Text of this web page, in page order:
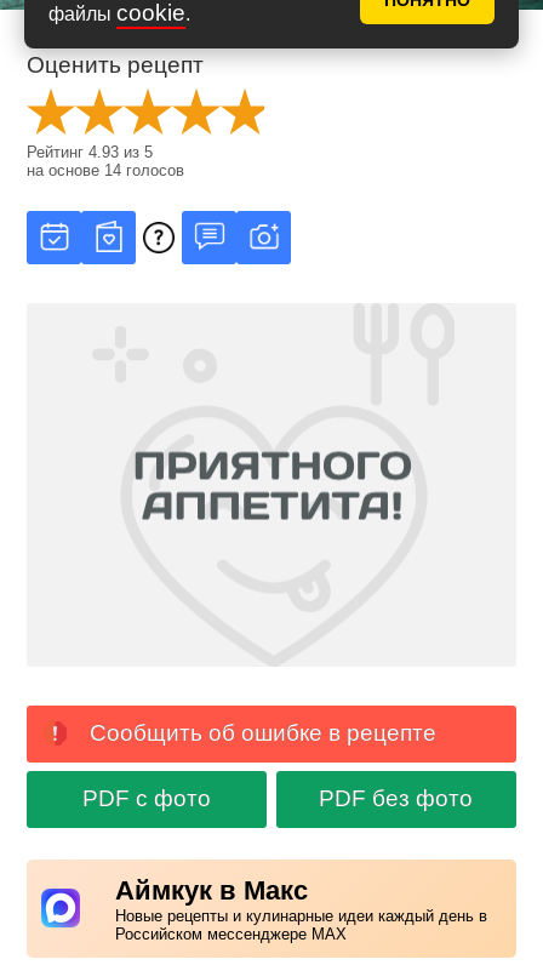
файлы cookie.
Оценить рецепт
Рейтинг4.93 из5
на основе 14 голосов
Сообщить об ошибке в рецепте
PDF с фото PDF без фото
Аймкук в Макс
Новые рецепты и кулинарные идеи каждый день в
Российском мессенджере MAX